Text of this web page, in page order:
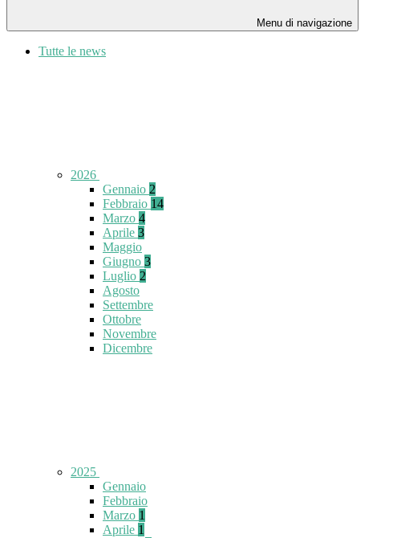
Menu di navigazione
Tutte le news
2026
Gennaio 2
Febbraio 14
Marzo 4
Aprile 3
Maggio
Giugno 3
Luglio 2
Agosto
Settembre
Ottobre
Novembre
Dicembre
2025
Gennaio
Febbraio
Marzo 1
Aprile 1